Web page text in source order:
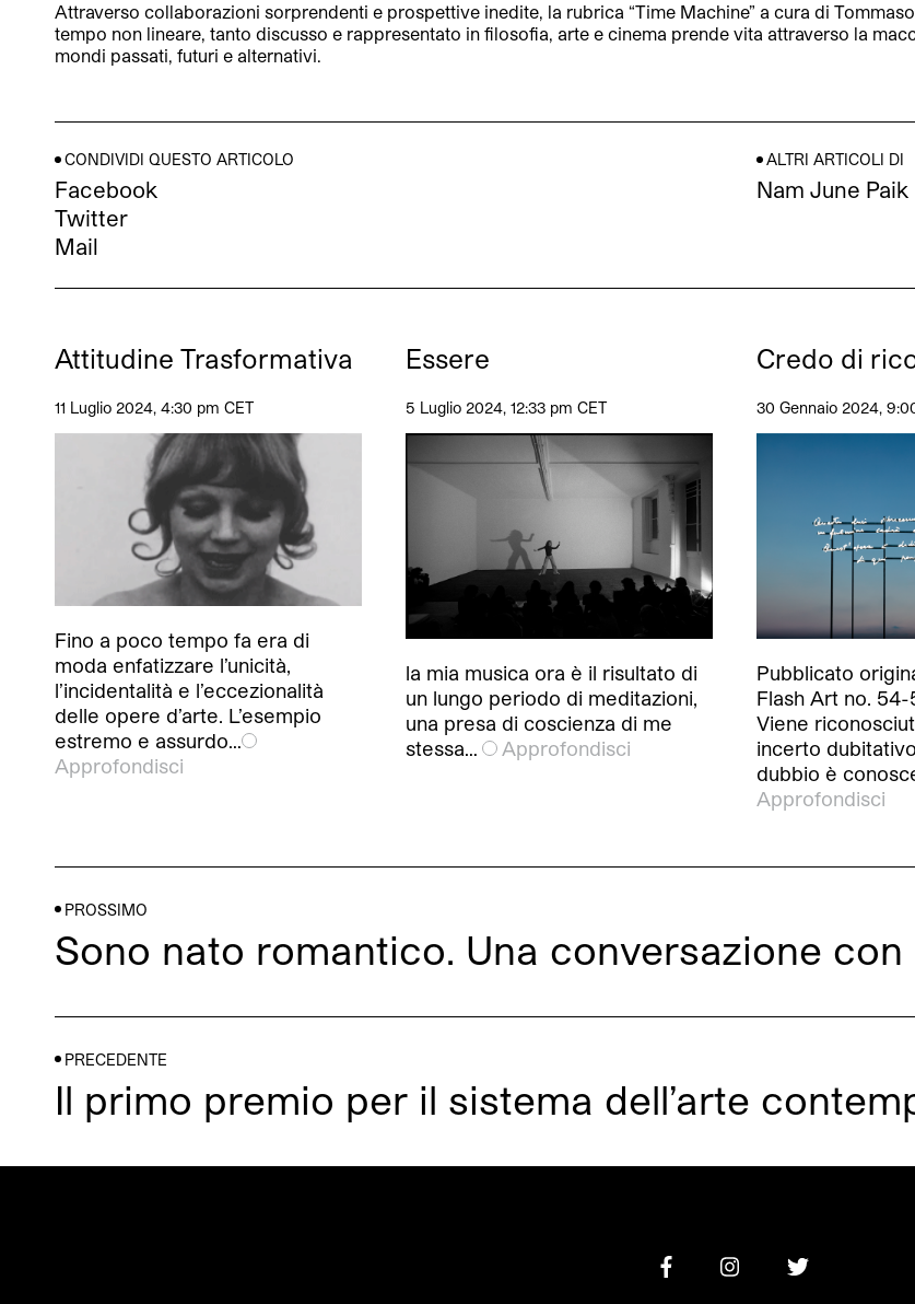
Attraverso collaborazioni sorprendenti e prospettive inedite, la rubrica “Time Machine” a cura di
tempo non lineare, tanto discusso e rappresentato in filosofia, arte e cinema prende vita attraverso la
mondi passati, futuri e alternativi.
CONDIVIDI QUESTO ARTICOLO
Facebook
Twitter
Mail
ALTRI ARTICOLI DI
Nam June Paik
Attitudine Trasformativa
11 Luglio 2024, 4:30 pm CET
Fino a poco tempo fa era di
moda enfatizzare l’unicità,
l’incidentalità e l’eccezionalità
delle opere d’arte. L’esempio
estremo e assurdo…
Approfondisci
Essere
5 Luglio 2024, 12:33 pm CET
la mia musica ora è il risultato di
un lungo periodo di meditazioni,
una presa di coscienza di me
stessa…
Approfondisci
Credo di
30 Gennaio 2024,
Pubblicato
Flash Art no.
Viene
incerto
dubbio è
Approfondisci
PROSSIMO
Sono nato romantico. Una conversazione con
PRECEDENTE
Il primo premio per il sistema dell’arte